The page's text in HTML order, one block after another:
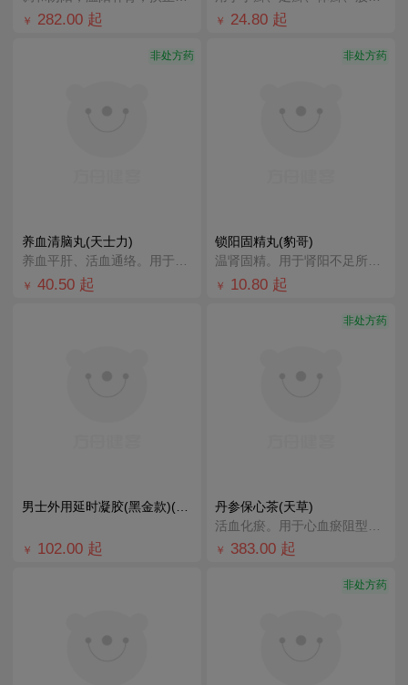
￥ 282.00 起 ￥ 24.80 起
非处方药
养血清脑丸(天士力)
养血平肝、活血通络。用于血虚肝亢所致各种头晕头痛、眩晕眼花、心烦易怒、失眠多梦。广泛应用于因慢性脑供
￥ 40.50 起
非处方药
锁阳固精丸(豹哥)
温肾固精。用于肾阳不足所致的腰膝酸软、头晕耳鸣、遗精早泄。
￥ 10.80 起
男士外用延时凝胶(黑金款)(酷昵)
￥ 102.00 起
非处方药
丹参保心茶(天草)
￥ 383.00 起
非处方药